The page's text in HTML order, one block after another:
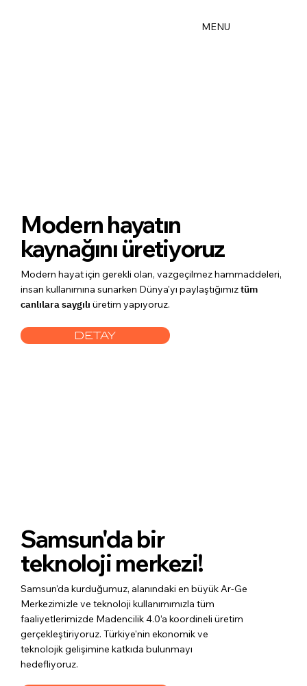
MENU
Modern hayatın
kaynağını üretiyoruz
Modern hayat için gerekli olan, vazgeçilmez hammaddeleri,
insan kullanımına sunarken Dünya'yı paylaştığımıztüm
canlılara saygılı üretim yapıyoruz.
DETAY
Samsun'da bir
teknoloji merkezi!
Samsun'da kurduğumuz, alanındaki en büyük Ar-Ge
Merkezimizle ve teknoloji kullanımımızla tüm
faaliyetlerimizde Madencilik 4.0’a koordineli üretim
gerçekleştiriyoruz. Türkiye'nin ekonomik ve
teknolojik gelişimine katkıda bulunmayı
hedefliyoruz.